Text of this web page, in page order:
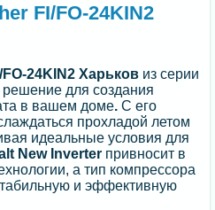
FI/FO-24KIN2
FO-24KIN2 Харьков из серии
решение для создания
в вашем доме. С его
прохладой летом
идеальные условия для
New Inverter привносит в
а тип компрессора
и эффективную